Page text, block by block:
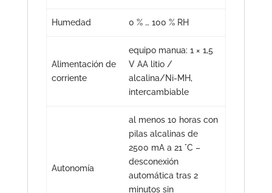
Humedad 0 % … 100 % RH
Alimentación de
corriente
equipo manua: 1 × 1,5
V AA litio /
alcalina/Ni-MH,
intercambiable
Autonomía
al menos 10 horas con
pilas alcalinas de
2500 mA a 21 °C –
desconexión
automática tras 2
minutos sin